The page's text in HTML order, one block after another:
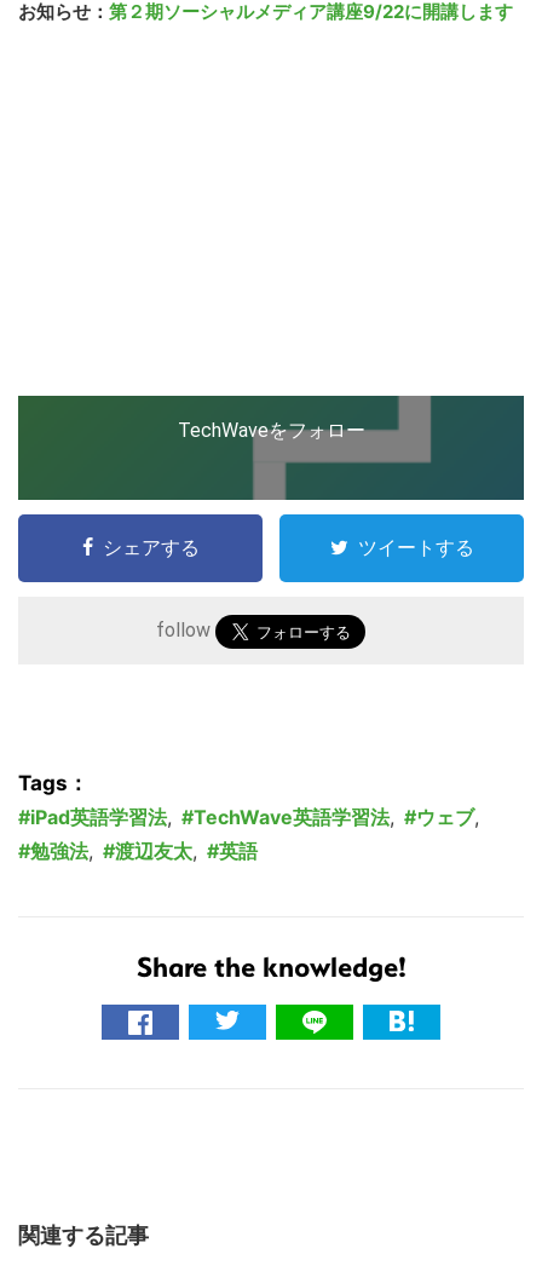
お知らせ： 第２期ソーシャルメディア講座9/22に開講します
TechWaveをフォロー
シェアする ツイートする
follow
Tags：
iPad英語学習法, TechWave英語学習法, ウェブ,
勉強法, 渡辺友太, 英語
Share the knowledge!
関連する記事